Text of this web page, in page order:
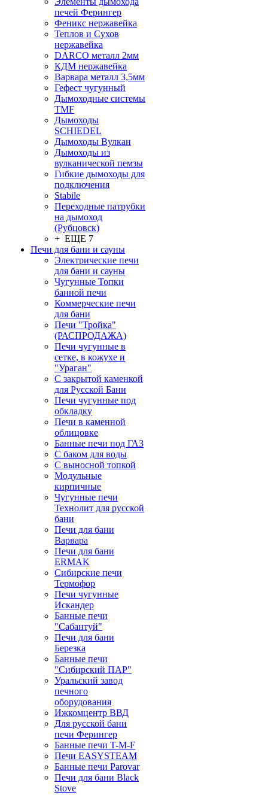
печей Ферингер
Феникс нержавейка
Теплов и Сухов
нержавейка
DARCO металл 2мм
КДМ нержавейка
Варвара металл 3,5мм
Гефест чугунный
Дымоходные системы
TMF
Дымоходы
SCHIEDEL
Дымоходы Вулкан
Дымоходы из
вулканической пемзы
Гибкие дымоходы для
подключения
Stabile
Переходные патрубки
на дымоход
(Рубцовск)
+ ЕЩЕ 7
Печи для бани и сауны
Электрические печи
для бани и сауны
Чугунные Топки
банной печи
Коммерческие печи
для бани
Печи "Тройка"
(РАСПРОДАЖА)
Печи чугунные в
сетке, в кожухе и
"Ураган"
С закрытой каменкой
для Русской Бани
Печи чугунные под
обкладку
Печи в каменной
облицовке
Банные печи под ГАЗ
С баком для воды
С выносной топкой
Модульные
кирпичные
Чугунные печи
Технолит для русской
бани
Печи для бани
Варвара
Печи для бани
ERMAK
Сибирские печи
Термофор
Печи чугунные
Искандер
Банные печи
"Сабантуй"
Печи для бани
Березка
Банные печи
"Сибирский ПАР"
Уральский завод
печного
оборудования
Ижкомцентр ВВД
Для русской бани
печи Ферингер
Банные печи T-M-F
Печи EASYSTEAM
Банные печи Parovar
Печи для бани Black
Stove